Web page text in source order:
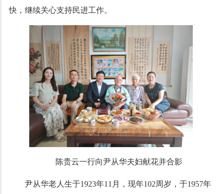
快，继续关心支持民进工作。
陈贵云一行向尹从华夫妇献花并合影
尹从华老人生于1923年11月，现年102周岁，于1957年